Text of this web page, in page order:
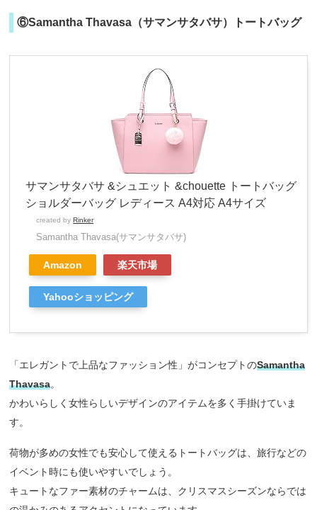
⑥Samantha Thavasa（サマンサタバサ）トートバッグ
サマンサタバサ &シュエット &chouette トートバッグ
ショルダーバッグ レディース A4対応 A4サイズ
created by Rinker
Samantha Thavasa(サマンサタバサ)
Amazon 楽天市場
Yahooショッピング
「エレガントで上品なファッション性」がコンセプトのSamantha
Thavasa。
かわいらしく女性らしいデザインのアイテムを多く手掛けていま
す。
荷物が多めの女性でも安心して使えるトートバッグは、旅行などの
イベント時にも使いやすいでしょう。
キュートなファー素材のチャームは、クリスマスシーズンならでは